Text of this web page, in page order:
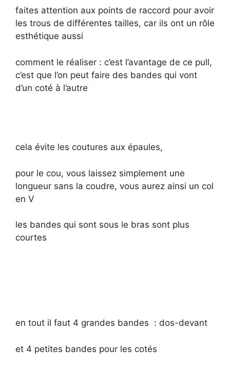
faites attention aux points de raccord pour avoir
les trous de différentes tailles, car ils ont un rôle
esthétique aussi
comment le réaliser : c’est l’avantage de ce pull,
c’est que l’on peut faire des bandes qui vont
d’un coté à l’autre
cela évite les coutures aux épaules,
pour le cou, vous laissez simplement une
longueur sans la coudre, vous aurez ainsi un col
en V
les bandes qui sont sous le bras sont plus
courtes
en tout il faut 4 grandes bandes : dos-devant
et 4 petites bandes pour les cotés